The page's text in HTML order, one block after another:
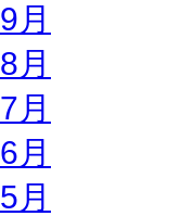
9月
8月
7月
6月
5月